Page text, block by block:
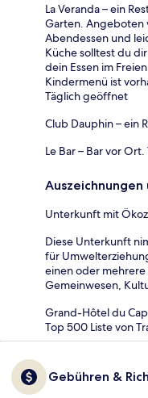
La Veranda – ein
Garten. Angeboten
Abendessen und
Küche solltest du
dein Essen im
Kindermenü ist
Täglich geöffnet
Club Dauphin – ein
Le Bar – Bar vor
Unterkunft mit
Diese Unterkunft
für
einen oder
Gemeinwesen,
Grand-Hôtel du
Top 500 Liste von
Gebühren &